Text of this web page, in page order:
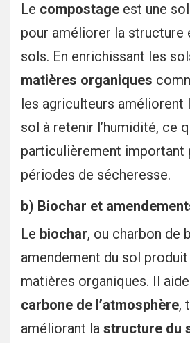
Le compostage est une
pour améliorer la
sols. En enrichissant les
matières organiques
les agriculteurs améliorent
sol à retenir l’humidité, ce
particulièrement important
périodes de sécheresse.
b) Biochar et
Le biochar, ou charbon de
amendement du sol
matières organiques. Il
carbone de l’atmosphère,
améliorant la structure du